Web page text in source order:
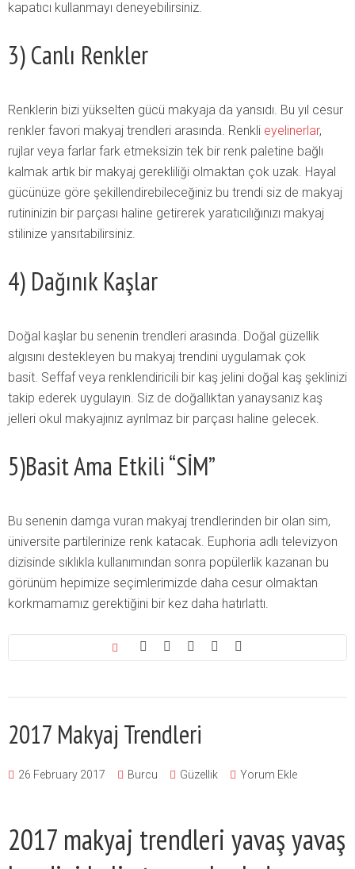
kapatıcı kullanmayı deneyebilirsiniz.
3) Canlı Renkler
Renklerin bizi yükselten gücü makyaja da yansıdı. Bu yıl cesur
renkler favori makyaj trendleri arasında. Renkli eyelinerlar,
rujlar veya farlar fark etmeksizin tek bir renk paletine bağlı
kalmak artık bir makyaj gerekliliği olmaktan çok uzak. Hayal
gücünüze göre şekillendirebileceğiniz bu trendi siz de makyaj
rutininizin bir parçası haline getirerek yaratıcılığınızı makyaj
stilinize yansıtabilirsiniz.
4) Dağınık Kaşlar
Doğal kaşlar bu senenin trendleri arasında. Doğal güzellik
algısını destekleyen bu makyaj trendini uygulamak çok
basit. Seffaf veya renklendiricili bir kaş jelini doğal kaş şeklinizi
takip ederek uygulayın. Siz de doğallıktan yanaysanız kaş
jelleri okul makyajınız ayrılmaz bir parçası haline gelecek.
5)Basit Ama Etkili “SİM”
Bu senenin damga vuran makyaj trendlerinden bir olan sim,
üniversite partilerinize renk katacak. Euphoria adlı televizyon
dizisinde sıklıkla kullanımından sonra popülerlik kazanan bu
görünüm hepimize seçimlerimizde daha cesur olmaktan
korkmamamız gerektiğini bir kez daha hatırlattı.
2017 Makyaj Trendleri
26 February 2017 Burcu Güzellik Yorum Ekle
2017 makyaj trendleri yavaş yavaş